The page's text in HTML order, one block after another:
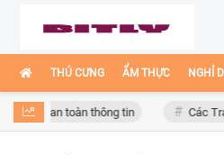
THÚ CƯNG ẨM THỰC NGHỈ
toàn thông tin Các Trang Web